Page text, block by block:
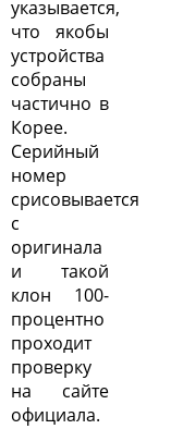
указывается,
что якобы
устройства
собраны
частично в
Корее.
Серийный
номер
срисовывается
с
оригинала
и такой
клон 100-
процентно
проходит
проверку
на сайте
официала.